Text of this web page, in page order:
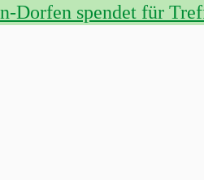
Dorfen spendet für